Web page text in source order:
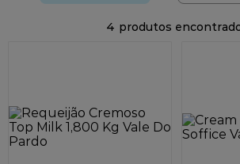
4
bala
9º
caixa kraft
10º